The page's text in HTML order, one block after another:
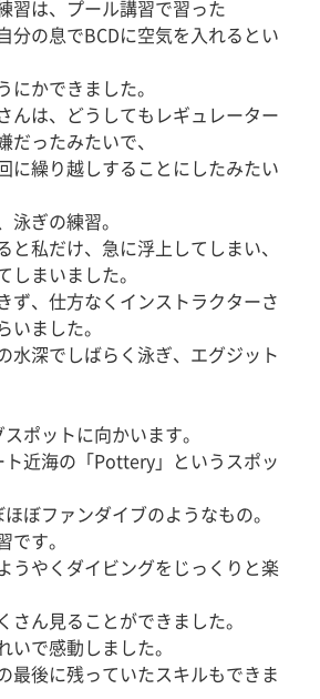
習は、プール講習で習った
分の息でBCDに空気を入れるとい
かできました。
んは、どうしてもレギュレーター
ったみたいで、
に繰り越しすることにしたみたい
泳ぎの練習。
と私だけ、急に浮上してしまい、
しまいました。
ず、仕方なくインストラクターさ
いました。
水深でしばらく泳ぎ、エグジット
ポットに向かいます。
近海の「Pottery」というスポッ
ぼファンダイブのようなもの。
す。
うやくダイビングをじっくりと楽
さん見ることができました。
いで感動しました。
最後に残っていたスキルもできま